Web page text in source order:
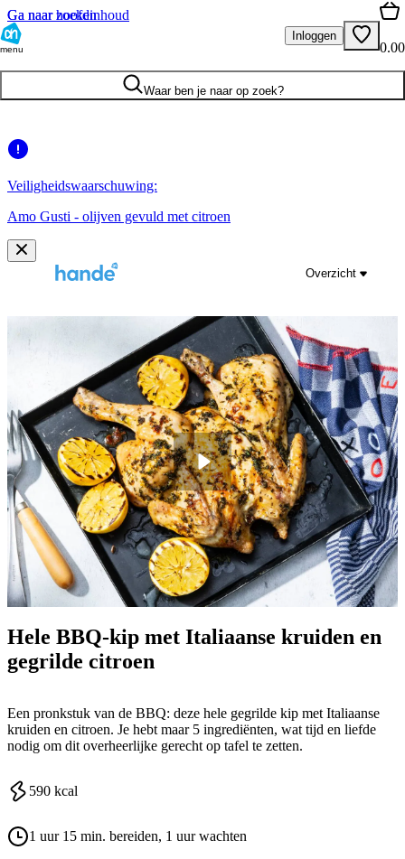
Ga naar hoofdinhoud
Ga naar zoeken
menu
Inloggen
0.00
Waar ben je naar op zoek?
Veiligheidswaarschuwing:
Amo Gusti - olijven gevuld met citroen
Overzicht
Hele BBQ-kip met Italiaanse kruiden en
gegrilde citroen
Een pronkstuk van de BBQ: deze hele gegrilde kip met Italiaanse
kruiden en citroen. Je hebt maar 5 ingrediënten, wat tijd en liefde
nodig om dit overheerlijke gerecht op tafel te zetten.
590 kcal
1 uur 15 min. bereiden, 1 uur wachten